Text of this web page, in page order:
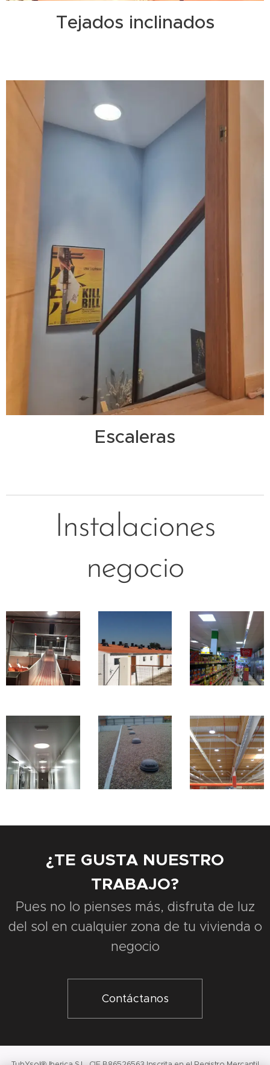
Tejados inclinados
Escaleras
Instalaciones
negocio
¿TE GUSTA NUESTRO
TRABAJO?
Pues no lo pienses más, disfruta de luz
del sol en cualquier zona de tu vivienda o
negocio
Contáctanos